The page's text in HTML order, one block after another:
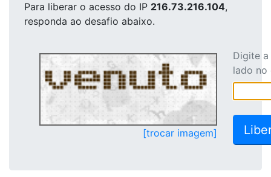
Para liberar o acesso do IP 216.73.216.104,
responda ao desafio abaixo.
[trocar imagem]
Digite
lado no